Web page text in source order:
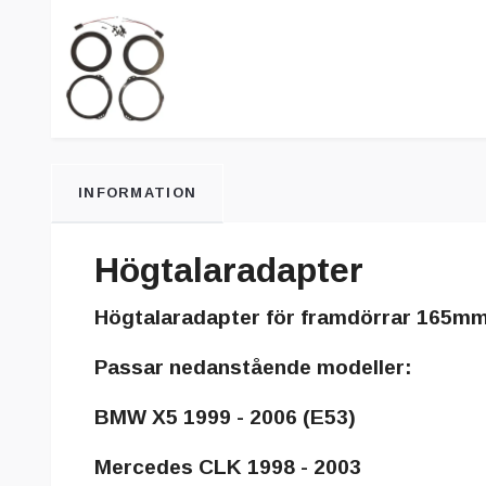
INFORMATION
Högtalaradapter
Högtalaradapter för framdörrar
Passar nedanstående modeller:
BMW X5 1999 - 2006 (E53)
Mercedes CLK 1998 - 2003